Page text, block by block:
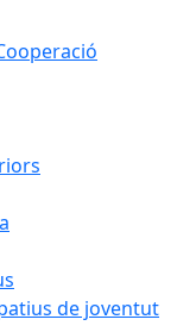
de joventut